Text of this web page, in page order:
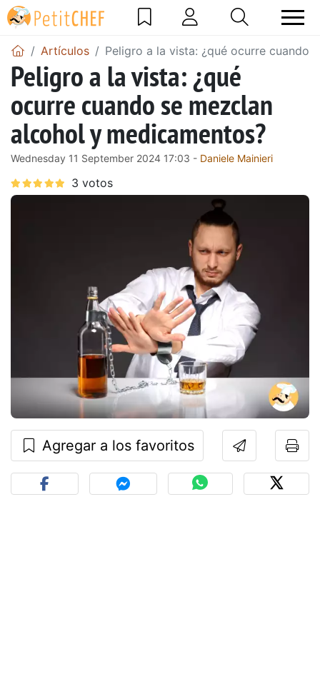
Artículos Peligro a la vista: ¿qué ocurre cuando
Peligro a la vista: ¿qué
ocurre cuando se mezclan
alcohol y medicamentos?
Wednesday 11 September 2024 17:03 - Daniele Mainieri
Agregar a los favoritos